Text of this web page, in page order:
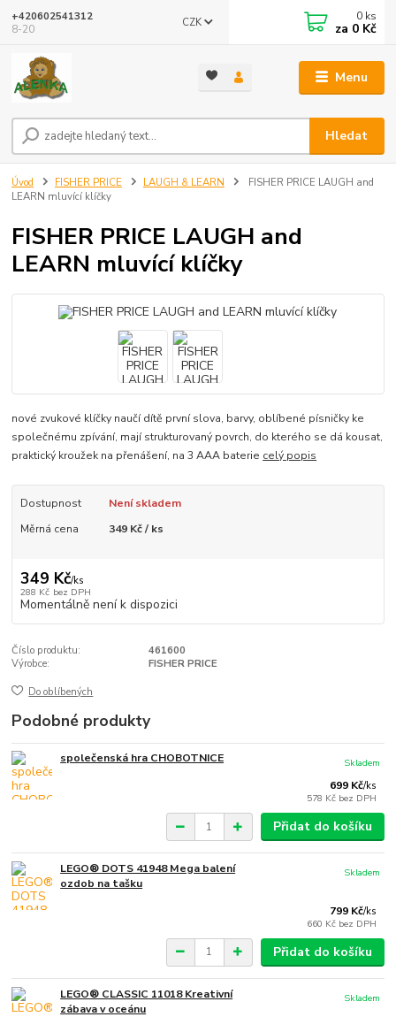
Menu
CZK
Hledat
+420602541312
8-20
0 ks
za 0 Kč
Úvod FISHER PRICE LAUGH & LEARN
FISHER PRICE LAUGH and
LEARN mluvící klíčky
FISHER PRICE LAUGH and
LEARN mluvící klíčky
nové zvukové klíčky naučí dítě první slova, barvy, oblíbené písničky ke
společnému zpívání, mají strukturovaný povrch, do kterého se dá kousat,
praktický kroužek na přenášení, na 3 AAA baterie celý popis
Dostupnost
Není skladem
Měrná cena
349 Kč / ks
349 Kč/ks
288 Kč bez DPH
Momentálně není k dispozici
Číslo produktu:
461600
Výrobce:
FISHER PRICE
Do oblíbených
Podobné produkty
společenská hra CHOBOTNICE
699 Kč/ks
578 Kč bez DPH
Skladem
Přidat do košíku
LEGO® DOTS 41948 Mega balení
ozdob na tašku
799 Kč/ks
660 Kč bez DPH
Skladem
Přidat do košíku
LEGO® CLASSIC 11018 Kreativní
zábava v oceánu
Skladem